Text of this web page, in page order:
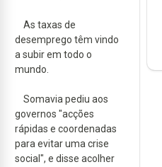
As taxas de
desemprego têm vindo
a subir em todo o
mundo.
Somavia pediu aos
governos "acções
rápidas e coordenadas
para evitar uma crise
social", e disse acolher